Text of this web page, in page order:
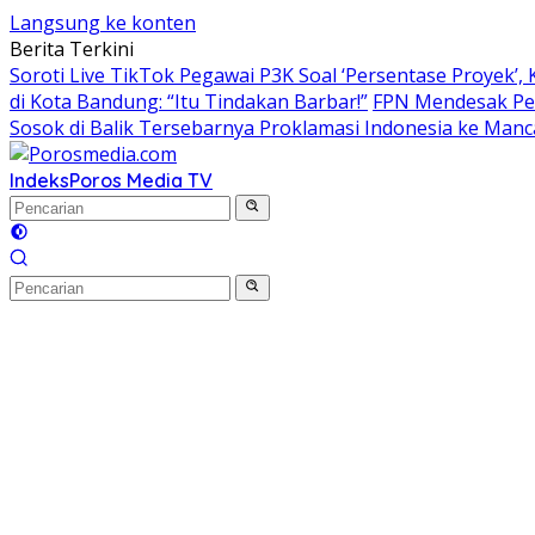
Langsung ke konten
Berita Terkini
Soroti Live TikTok Pegawai P3K Soal ‘Persentase
di Kota Bandung: “Itu Tindakan Barbar!” FPN Mendesak
Sosok di Balik Tersebarnya Proklamasi Indonesia ke
IndeksPoros Media TV